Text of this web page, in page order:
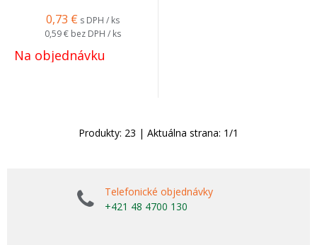
0,73 € s DPH / ks
0,59 € bez DPH / ks
Na objednávku
Produkty: 23 | Aktuálna strana: 1/1
Telefonické objednávky
+421 48 4700 130